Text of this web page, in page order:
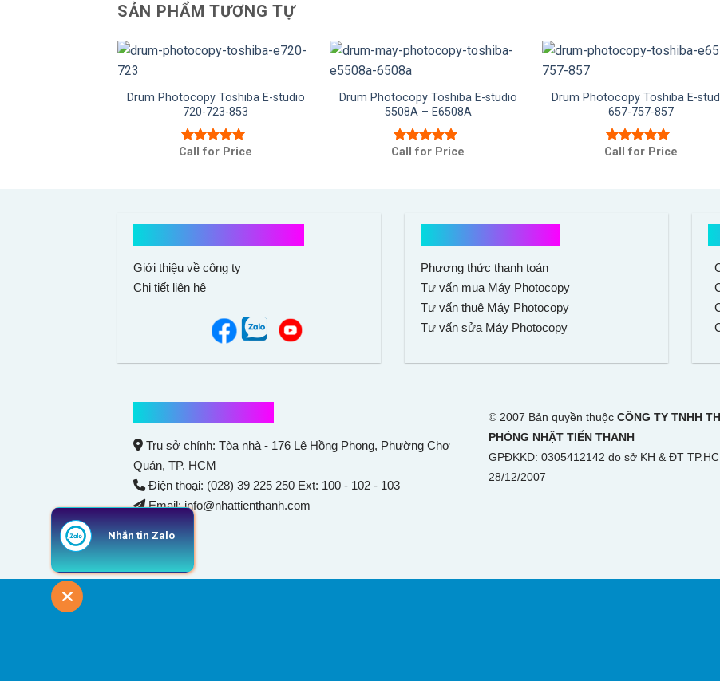
SẢN PHẨM TƯƠNG TỰ
Drum Photocopy Toshiba E-studio
720-723-853
Được xếp
Call for Price
Drum Photocopy Toshiba E-studio
5508A – E6508A
Được xếp
Call for Price
Drum Photocopy Toshiba E-
657-757-857
Được xếp
Call for Price
Giới thiệu về công ty
Chi tiết liên hệ
Phương thức thanh toán
Tư vấn mua Máy Photocopy
Tư vấn thuê Máy Photocopy
Tư vấn sửa Máy Photocopy
Trụ sở chính: Tòa nhà - 176 Lê Hồng Phong, Phường Chợ
Quán, TP. HCM
Điện thoại: (028) 39 225 250 Ext: 100 - 102 - 103
Email: info@nhattienthanh.com
© 2007 Bản quyền thuộc CÔNG TY TNHH
PHÒNG NHẬT TIẾN THANH
GPĐKKD: 0305412142 do sở KH & ĐT
28/12/2007
Nhắn tin Zalo